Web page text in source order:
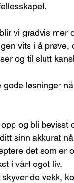
vi gradvis
vits i å
og til slutt
gode løsninger
og bli
sinn akkurat
det som er
i vårt eget liv.
de vekk,